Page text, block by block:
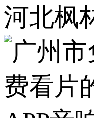
河北枫